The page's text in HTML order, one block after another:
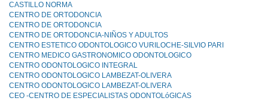
CASTILLO NORMA
CENTRO DE ORTODONCIA
CENTRO DE ORTODONCIA
CENTRO DE ORTODONCIA-NIÑOS Y ADULTOS
CENTRO ESTETICO ODONTOLOGICO VURILOCHE-SILVIO PARI
CENTRO MEDICO GASTRONOMICO ODONTOLOGICO
CENTRO ODONTOLOGICO INTEGRAL
CENTRO ODONTOLOGICO LAMBEZAT-OLIVERA
CENTRO ODONTOLOGICO LAMBEZAT-OLIVERA
CEO -CENTRO DE ESPECIALISTAS ODONTOLóGICAS